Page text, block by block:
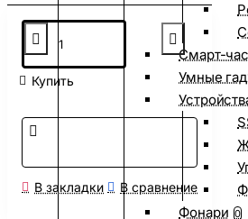
Смарт-
Умные
Фонари 0
Купить
В закладки В сравнение